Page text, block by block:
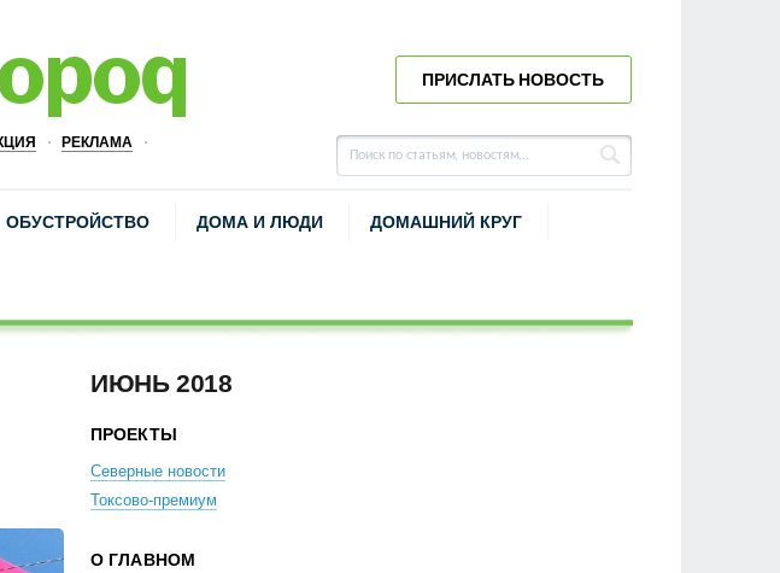
РЕКЛАМА
ПРИСЛАТЬ НОВОСТЬ
ОБУСТРОЙСТВО ДОМА И ЛЮДИ ДОМАШНИЙ КРУГ
ИЮНЬ 2018
ПРОЕКТЫ
Северные новости
Токсово-премиум
О ГЛАВНОМ